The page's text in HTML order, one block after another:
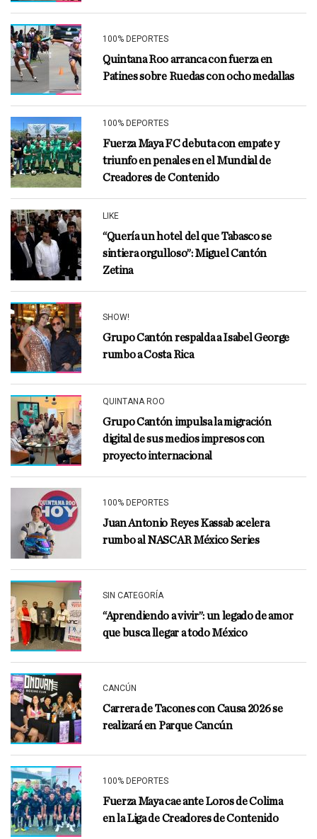
100% DEPORTES
Quintana Roo arranca con fuerza en
Patines sobre Ruedas con ocho medallas
100% DEPORTES
Fuerza Maya FC debuta con empate y
triunfo en penales en el Mundial de
Creadores de Contenido
LIKE
“Quería un hotel del que Tabasco se
sintiera orgulloso”: Miguel Cantón
Zetina
SHOW!
Grupo Cantón respalda a Isabel George
rumbo a Costa Rica
QUINTANA ROO
Grupo Cantón impulsa la migración
digital de sus medios impresos con
proyecto internacional
100% DEPORTES
Juan Antonio Reyes Kassab acelera
rumbo al NASCAR México Series
SIN CATEGORÍA
“Aprendiendo a vivir”: un legado de amor
que busca llegar a todo México
CANCÚN
Carrera de Tacones con Causa 2026 se
realizará en Parque Cancún
100% DEPORTES
Fuerza Maya cae ante Loros de Colima
en la Liga de Creadores de Contenido